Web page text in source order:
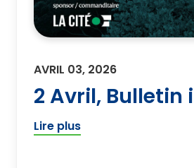
AVRIL 03, 2026
2 Avril, Bulletin
Lire plus